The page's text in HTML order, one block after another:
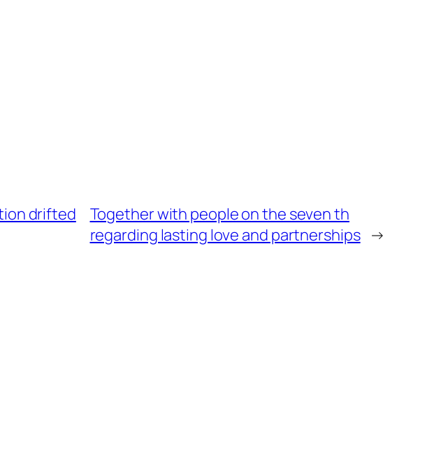
drifted
Together with people on the seven th
regarding lasting love and partnerships →